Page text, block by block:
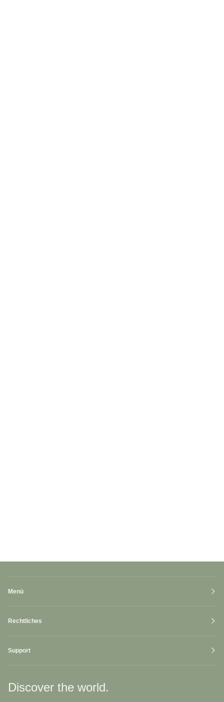
Menü
Rechtliches
Support
Discover the world.